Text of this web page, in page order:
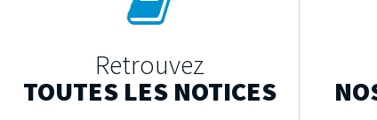
Retrouvez
TOUTES LES NOTICES